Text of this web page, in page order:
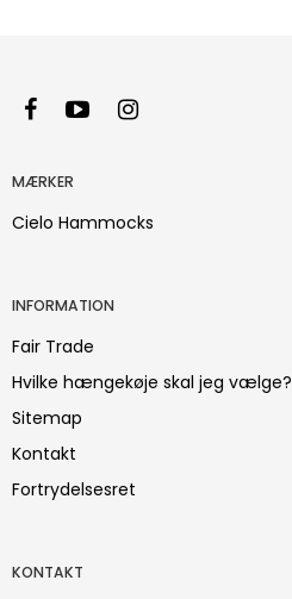
MÆRKER
Cielo Hammocks
INFORMATION
Fair Trade
Hvilke hængekøje skal jeg vælge?
Sitemap
Kontakt
Fortrydelsesret
KONTAKT